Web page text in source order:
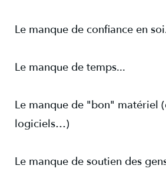
Le manque de confiance en
Le manque de temps...
Le manque de "bon" matériel
logiciels…)
Le manque de soutien des